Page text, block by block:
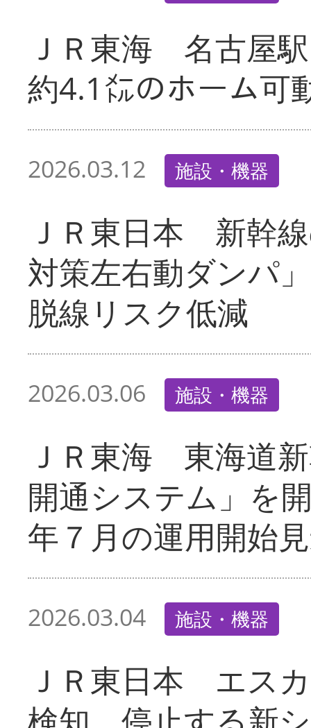
ＪＲ東海 名古屋
約4.1㍍のホーム可
2026.03.12 施設・機器
ＪＲ東日本 新幹
対策左右動ダン
脱線リスク低減
2026.03.06 施設・機器
ＪＲ東海 東海道
開通システム」を
年７月の運用開始
2026.03.04 施設・機器
ＪＲ東日本 エス